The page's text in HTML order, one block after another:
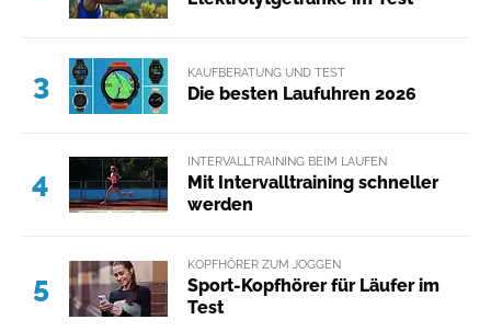
3 KAUFBERATUNG UND TEST
Die besten Laufuhren 2026
4
INTERVALLTRAINING BEIM LAUFEN
Mit Intervalltraining schneller
werden
5
KOPFHÖRER ZUM JOGGEN
Sport-Kopfhörer für Läufer im
Test